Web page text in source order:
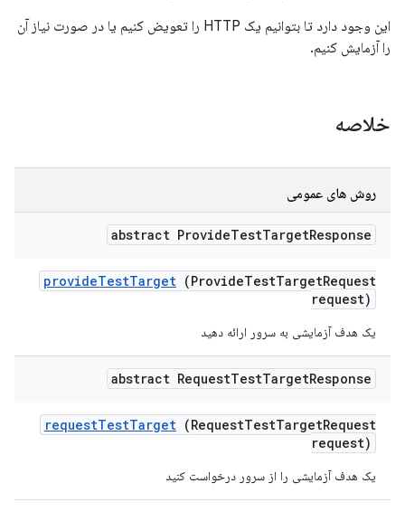
این وجود دارد تا بتوانیم یک HTTP را تعویض کنیم یا در صورت نیاز آن
را آزمایش کنیم.
خلاصه
روش های عمومی
abstract ProvideTestTargetResponse
provideTestTarget (ProvideTestTargetRequest
request)
یک هدف آزمایشی به سرور ارائه دهید
abstract RequestTestTargetResponse
requestTestTarget (RequestTestTargetRequest
request)
یک هدف آزمایشی را از سرور درخواست کنید